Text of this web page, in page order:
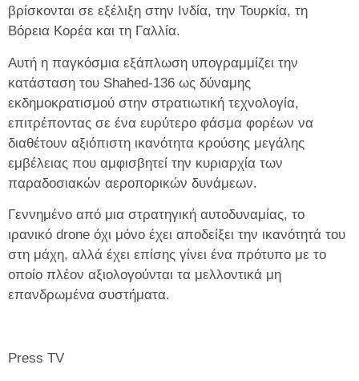
βρίσκονται σε εξέλιξη στην Ινδία, την Τουρκία, τη
Βόρεια Κορέα και τη Γαλλία.
Αυτή η παγκόσμια εξάπλωση υπογραμμίζει την
κατάσταση του Shahed-136 ως δύναμης
εκδημοκρατισμού στην στρατιωτική τεχνολογία,
επιτρέποντας σε ένα ευρύτερο φάσμα φορέων να
διαθέτουν αξιόπιστη ικανότητα κρούσης μεγάλης
εμβέλειας που αμφισβητεί την κυριαρχία των
παραδοσιακών αεροπορικών δυνάμεων.
Γεννημένο από μια στρατηγική αυτοδυναμίας, το
ιρανικό drone όχι μόνο έχει αποδείξει την ικανότητά του
στη μάχη, αλλά έχει επίσης γίνει ένα πρότυπο με το
οποίο πλέον αξιολογούνται τα μελλοντικά μη
επανδρωμένα συστήματα.
Press TV